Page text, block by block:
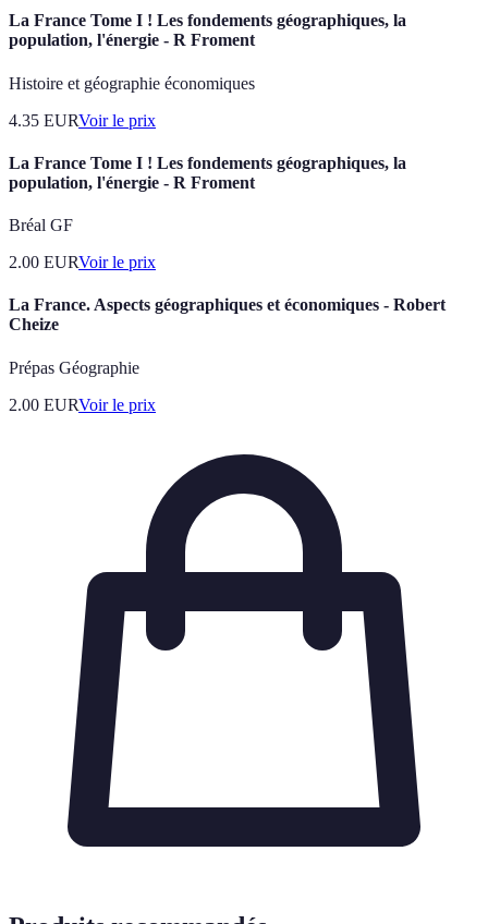
La France Tome I ! Les fondements géographiques, la
population, l'énergie - R Froment
Histoire et géographie économiques
4.35 EURVoir le prix
La France Tome I ! Les fondements géographiques, la
population, l'énergie - R Froment
Bréal GF
2.00 EURVoir le prix
La France. Aspects géographiques et économiques - Robert
Cheize
Prépas Géographie
2.00 EURVoir le prix